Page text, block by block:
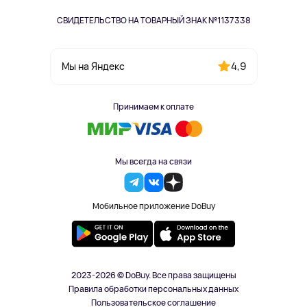
СВИДЕТЕЛЬСТВО НА ТОВАРНЫЙ ЗНАК №1137338
Мы на Яндекс 4,9
Принимаем к оплате
Мы всегда на связи
Мобильное приложение DoBuy
2023-2026 © DoBuy. Все права защищены
Правила обработки персональных данных
Пользовательское соглашение